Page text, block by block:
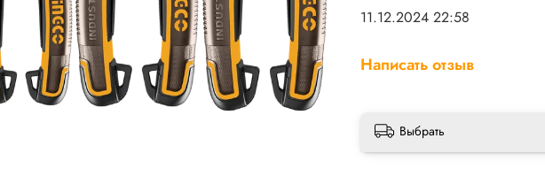
11.12.2024 22:58
Написать отзыв
Выбрать